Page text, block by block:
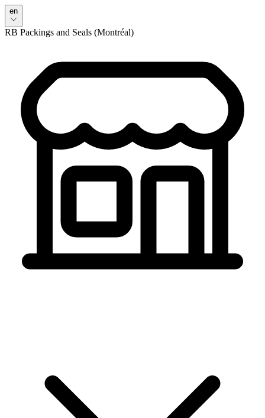
en
RB Packings and Seals (Montréal)